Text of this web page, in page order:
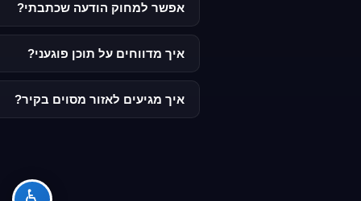
אפשר למחוק הודעה שכתבתי?
איך מדווחים על תוכן פוגעני?
איך מגיעים לאזור מסוים בקיר?